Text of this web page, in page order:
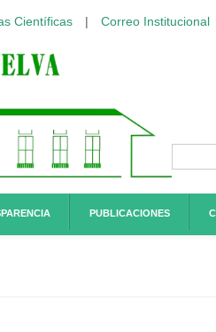
Científicas | Correo Institucional
PUBLICACIONES